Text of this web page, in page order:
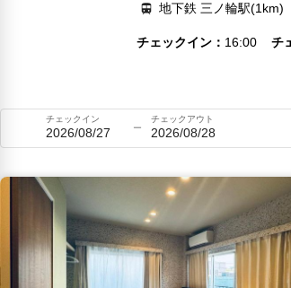
地下鉄 三ノ輪駅(1km)
チェックイン 16:00 チ
チェックイン
2026/08/27
チェックアウト
2026/08/28